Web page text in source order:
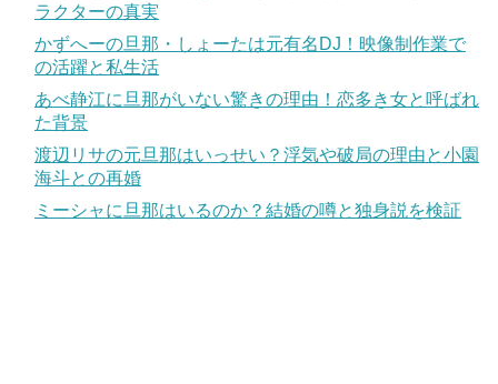
ラクターの真実
かずへーの旦那・しょーたは元有名DJ！映像制作業で
の活躍と私生活
あべ静江に旦那がいない驚きの理由！恋多き女と呼ばれ
た背景
渡辺リサの元旦那はいっせい？浮気や破局の理由と小園
海斗との再婚
ミーシャに旦那はいるのか？結婚の噂と独身説を検証